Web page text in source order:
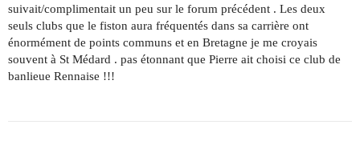
suivait/complimentait un peu sur le forum précédent . Les deux
seuls clubs que le fiston aura fréquentés dans sa carrière ont
énormément de points communs et en Bretagne je me croyais
souvent à St Médard . pas étonnant que Pierre ait choisi ce club de
banlieue Rennaise !!!